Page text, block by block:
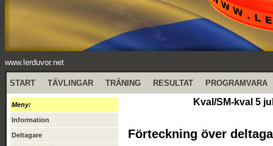
www.lerduvor.net
START TÄVLINGAR TRÄNING RESULTAT PROGRAMVARA
Meny:
Information
Deltagare
Kval/SM-kval 5
Förteckning över